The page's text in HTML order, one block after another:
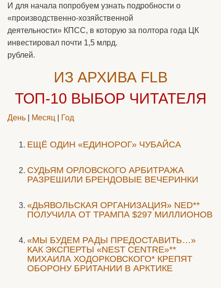
И для начала попробуем узнать подробности о
«производственно-хозяйственной
деятельности» КПСС, в которую за полтора года ЦК
инвестировал почти 1,5 млрд.
рублей.
ИЗ АРХИВА FLB
ТОП-10 ВЫБОР ЧИТАТЕЛЯ
День Месяц Год
ЕЩЁ ОДИН «ЕДИНОРОГ» ЧУБАЙСА
CУДЬЯМ ОРЛОВСКОГО АРБИТРАЖА
РАЗРЕШИЛИ БРЕНДОВЫЕ ВЕЧЕРИНКИ
«ДЬЯВОЛЬСКАЯ ОРГАНИЗАЦИЯ» NED**
ПОЛУЧИЛА ОТ ТРАМПА $297 МИЛЛИОНОВ
«МЫ БУДЕМ РАДЫ ПРЕДОСТАВИТЬ…»
КАК ЭКСПЕРТЫ «NEST CENTRE»**
МИХАИЛА ХОДОРКОВСКОГО* КРЕПЯТ
ОБОРОНУ БРИТАНИИ В АРКТИКЕ